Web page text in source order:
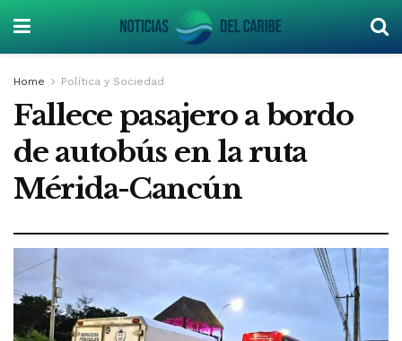
Home Política y Sociedad
Fallece pasajero a bordo
de autobús en la ruta
Mérida-Cancún